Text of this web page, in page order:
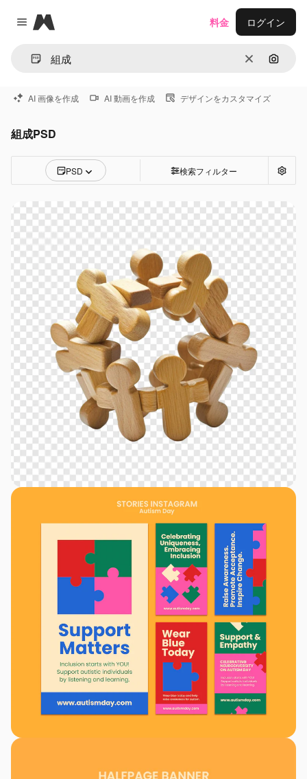
Close menu
Magnific
消去 画像で
料金 ログイン
AI 画像を作成 AI 動画を作成 デザインをカスタマイズ
組成PSD
PSD 検索フィルター